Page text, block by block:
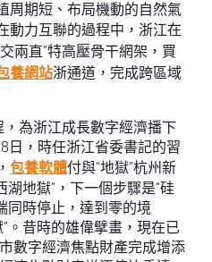
周期短、布局機動的自然氣
動力互聯的過程中，浙江在
兩直”特高壓骨干網架，買
養網站浙通道，完成跨區域
，為浙江成長數字經濟播下
日，時任浙江省委書記的習
包養軟體付與“地獄”杭州新
湖地獄”，下一個步驟是“硅
同時停止，達到零的境
。昔時的雄偉擘畫，現在已
數字經濟焦點財產完成增添